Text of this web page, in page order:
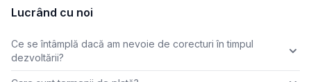
Lucrând cu noi
Ce se întâmplă dacă am nevoie de corecturi în timpul
dezvoltării?